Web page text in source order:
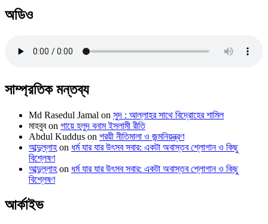
অডিও
সাম্প্রতিক মন্তব্য
Md Rasedul Jamal on সুদ : আল্লাহর সাথে বিদ্রোহের শামিল
মাহবুবon গায়ে হলুদ বনাম ইসলামী রীতি
Abdul Kuddus on শরয়ী নীতিমালা ও জন্মনিয়ন্ত্রণ
আব্দুল্লাহon ধর্ম যার যার উৎসব সবার: একটা অবাস্তব শ্লোগান ও কিছু
বিশ্লেষণ
আব্দুল্লাহon ধর্ম যার যার উৎসব সবার: একটা অবাস্তব শ্লোগান ও কিছু
বিশ্লেষণ
আর্কাইভ